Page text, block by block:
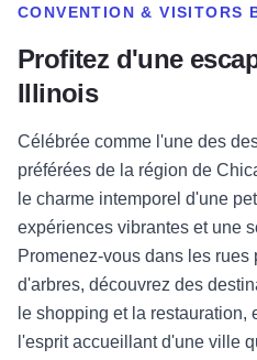
CONVENTION & VISITORS
Profitez d'une
Illinois
Célébrée comme l'une des
préférées de la région de
le charme intemporel d'une
expériences vibrantes et une
Promenez-vous dans les rues
d'arbres, découvrez des
le shopping et la restauration,
l'esprit accueillant d'une ville